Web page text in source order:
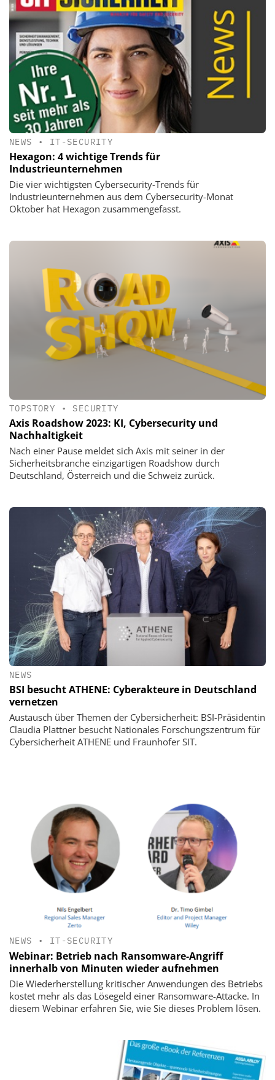
NEWS • IT-SECURITY
Hexagon: 4 wichtige Trends für
Industrieunternehmen
Die vier wichtigsten Cybersecurity-Trends für
Industrieunternehmen aus dem Cybersecurity-Monat
Oktober hat Hexagon zusammengefasst.
TOPSTORY • SECURITY
Axis Roadshow 2023: KI, Cybersecurity und
Nachhaltigkeit
Nach einer Pause meldet sich Axis mit seiner in der
Sicherheitsbranche einzigartigen Roadshow durch
Deutschland, Österreich und die Schweiz zurück.
NEWS
BSI besucht ATHENE: Cyberakteure in Deutschland
vernetzen
Austausch über Themen der Cybersicherheit: BSI-Präsidentin
Claudia Plattner besucht Nationales Forschungszentrum für
Cybersicherheit ATHENE und Fraunhofer SIT.
NEWS • IT-SECURITY
Webinar: Betrieb nach Ransomware-Angriff
innerhalb von Minuten wieder aufnehmen
Die Wiederherstellung kritischer Anwendungen des Betriebs
kostet mehr als das Lösegeld einer Ransomware-Attacke. In
diesem Webinar erfahren Sie, wie Sie dieses Problem lösen.